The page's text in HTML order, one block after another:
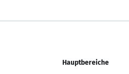
Hauptbereiche